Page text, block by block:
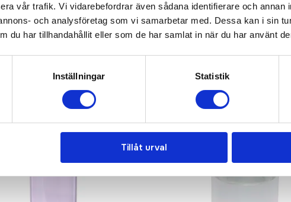
vår trafik. Vi vidarebefordrar även sådana identifierare och annan
och analysföretag som vi samarbetar med. Dessa kan i sin
du har tillhandahållit eller som de har samlat in när du har använt
Inställningar Statistik
Tillåt urval